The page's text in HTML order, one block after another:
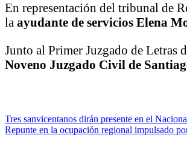
En representación del tribunal de
la ayudante de servicios Elena
Junto al Primer Juzgado de Letras
Noveno Juzgado Civil de
Navegación
de
Tres sanvicentanos dirán presente en el
Repunte en la ocupación regional impulsado